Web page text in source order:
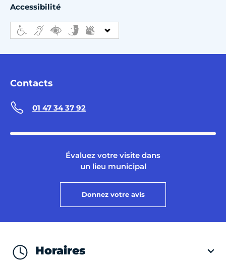
Accessibilité
Contacts
01 47 34 37 92
Évaluez votre visite dans
un lieu municipal
Donnez votre avis
Horaires